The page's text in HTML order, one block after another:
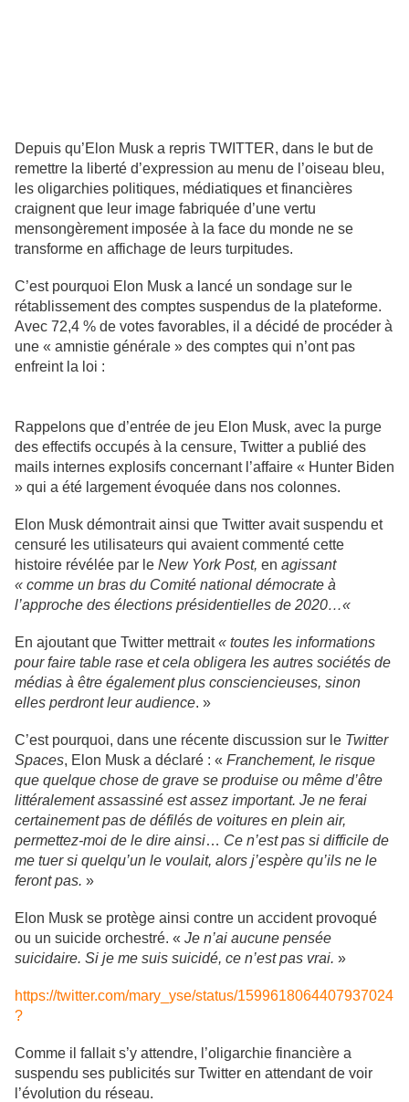
Depuis qu’Elon Musk a repris TWITTER, dans le but de
remettre la liberté d’expression au menu de l’oiseau bleu,
les oligarchies politiques, médiatiques et financières
craignent que leur image fabriquée d’une vertu
mensongèrement imposée à la face du monde ne se
transforme en affichage de leurs turpitudes.
C’est pourquoi Elon Musk a lancé un sondage sur le
rétablissement des comptes suspendus de la plateforme.
Avec 72,4 % de votes favorables, il a décidé de procéder à
une « amnistie générale » des comptes qui n’ont pas
enfreint la loi :
Rappelons que d’entrée de jeu Elon Musk, avec la purge
des effectifs occupés à la censure, Twitter a publié des
mails internes explosifs concernant l’affaire « Hunter Biden
» qui a été largement évoquée dans nos colonnes.
Elon Musk démontrait ainsi que Twitter avait suspendu et
censuré les utilisateurs qui avaient commenté cette
histoire révélée par le New York Post, en agissant
« comme un bras du Comité national démocrate à
l’approche des élections présidentielles de 2020…«
En ajoutant que Twitter mettrait« toutes les informations
pour faire table rase et cela obligera les autres sociétés de
médias à être également plus consciencieuses, sinon
elles perdront leur audience. »
C’est pourquoi, dans une récente discussion sur le Twitter
Spaces, Elon Musk a déclaré : « Franchement, le risque
que quelque chose de grave se produise ou même d’être
littéralement assassiné est assez important. Je ne ferai
certainement pas de défilés de voitures en plein air,
permettez-moi de le dire ainsi… Ce n’est pas si difficile de
me tuer si quelqu’un le voulait, alors j’espère qu’ils ne le
feront pas. »
Elon Musk se protège ainsi contre un accident provoqué
ou un suicide orchestré. « Je n’ai aucune pensée
suicidaire. Si je me suis suicidé, ce n’est pas vrai. »
https://twitter.com/mary_yse/status/1599618064407937024
?
Comme il fallait s’y attendre, l’oligarchie financière a
suspendu ses publicités sur Twitter en attendant de voir
l’évolution du réseau.